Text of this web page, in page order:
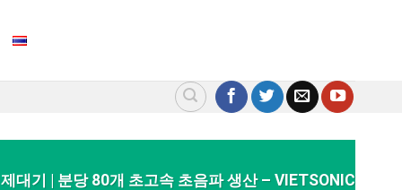
대기 | 분당 80개 초고속 초음파 생산 – VIETSONIC